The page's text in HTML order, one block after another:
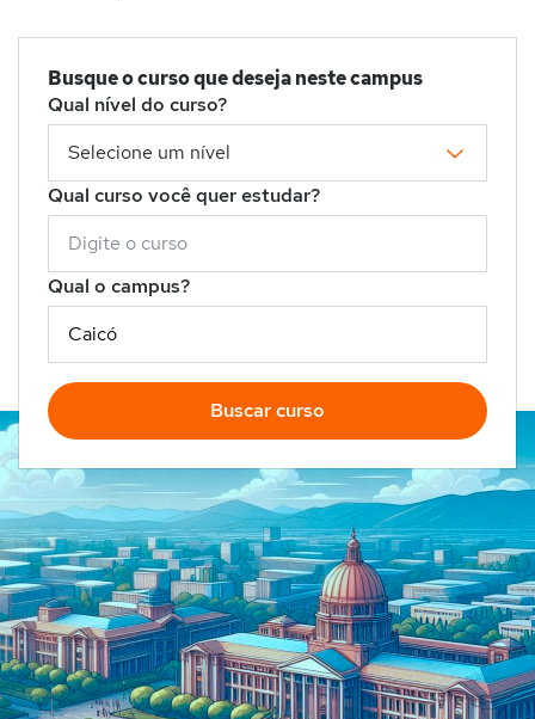
Busque o curso que deseja neste campus
Qual nível do curso?
Qual curso você quer estudar?
Qual o campus?
Buscar curso